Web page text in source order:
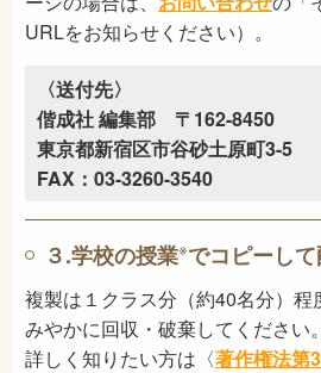
URLをお知らせください）。
〈送付先〉
偕成社 編集部 〒162-8450
東京都新宿区市谷砂土原町3-5
FAX：03-3260-3540
３.学校の授業※でコピーし
複製は１クラス分（約40名分）程
みやかに回収・破棄してください。
詳しく知りたい方は〈著作権法